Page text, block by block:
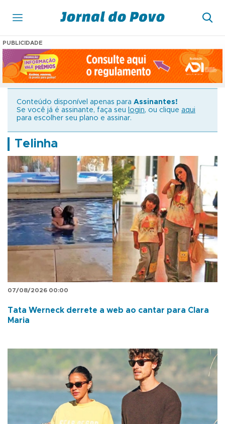
PUBLICIDADE
Conteúdo disponível apenas para Assinantes!
Se você já é assinante, faça seu
login, ou clique aqui
para escolher seu plano e assinar.
Telinha
07/08/2026 00:00
Tata Werneck derrete a web ao cantar para Clara
Maria